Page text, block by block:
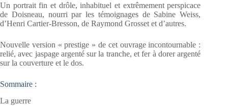
Un portrait fin et drôle, inhabituel et extrêmement perspicace
de Doisneau, nourri par les témoignages de Sabine Weiss,
d’Henri Cartier-Bresson, de Raymond Grosset et d’autres.
Nouvelle version « prestige » de cet ouvrage incontournable :
relié, avec jaspage argenté sur la tranche, et fer à dorer argenté
sur la couverture et le dos.
Sommaire :
La guerre